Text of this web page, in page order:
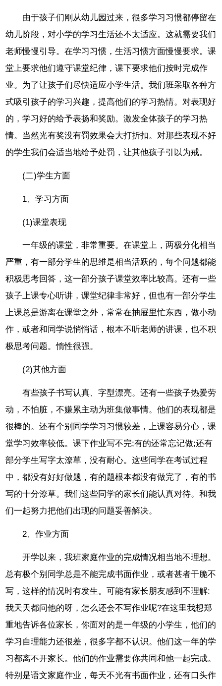
由于孩子们刚从幼儿园过来，很多学习习惯都停留在
幼儿阶段，对小学的学习生活还不太适应。这就需要我们
老师慢慢引导。在学习习惯，生活习惯方面慢慢要求。课
堂上要求他们遵守课堂纪律，课下要求他们按时完成作
业。为了让孩子们尽快适应小学生活。我们班采取各种方
式吸引孩子的学习兴趣，提高他们的学习热情。对表现好
的，学习好的给予表扬和奖励。激发全体孩子的学习热
情。当然光有奖没有罚效果会大打折扣。对那些表现不好
的学生我们会适当地给予处罚，让其他孩子引以为戒。
(二)学生方面
1、学习方面
(1)课堂表现
一年级的课堂，非常重要。在课堂上，两极分化相当
严重，有一部分学生的思维是相当活跃的，每个问题都能
积极思考回答，这一部分孩子课堂效率比较高。还有一些
孩子上课专心听讲，课堂纪律非常好，但也有一部分学生
上课总是游离在课堂之外，常常在抽屉里忙东西，做小动
作，或者和同学说悄悄话，根本不听老师的讲课，也不积
极思考问题。惰性很强。
(2)其他方面
有些孩子书写认真、字型漂亮。还有一些孩子热爱劳
动，不怕脏，不嫌累主动为班集做事情。他们的表现都是
很棒的。还有个别同学学习习惯较差，上课容易分心，课
堂学习效率较低。课下作业写不完;有的还常忘记做;还有
部分学生写字太潦草，没有耐心。这些同学在考试过程
中，都没有好好做题，有的题根本都没有做完了，有的书
写的十分潦草。我们这些同学的家长们能认真对待。和我
们一起努力把他们出现的问题妥善解决。
2、作业方面
开学以来，我班家庭作业的完成情况相当地不理想。
总有极个别同学总是不能完成书面作业，或者甚者干脆不
写，这样的情况时有发生。可能有家长朋友感到不理解:
我天天都问他的呀，怎么还会不写作业呢?在这里我想郑
重地告诉各位家长，你面对的是一年级的小学生，他们的
学习自理能力还很差，很多字都不认识。他们这一年的学
习都离不开家长。他们的作业需要你共同和他一起完成。
特别是语文家庭作业，每天不光有书面作业，还有口头作